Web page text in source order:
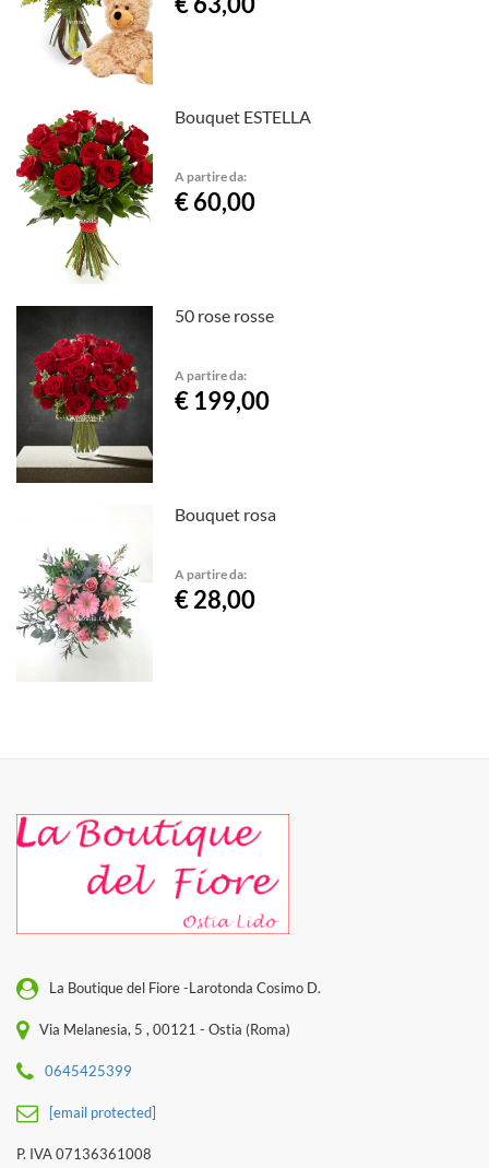
Bouquet ESTELLA
A partire da:
€ 60,00
50 rose rosse
A partire da:
€ 199,00
Bouquet rosa
A partire da:
€ 28,00
La Boutique del Fiore -Larotonda Cosimo D.
Via Melanesia, 5 , 00121 - Ostia (Roma)
0645425399
[email protected]
P. IVA 07136361008